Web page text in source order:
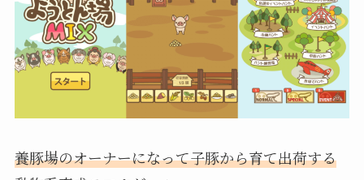
養豚場のオーナーになって子豚から育て出荷する